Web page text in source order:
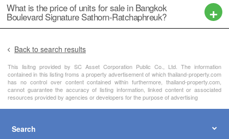
What is the price of units for sale in Bangkok
Boulevard Signature Sathorn-Ratchaphreuk?
Back to search results
This lisitng provided by SC Asset Corporation Public Co., Ltd. The information
contained in this listing froms a property advertisement of which thailand-property.com
has no control over content contained within furthermore, thailand-property.com,
cannot guarantee the accuracy of listing information, linked content or associated
resources provided by agencies or developers for the purpose of advertising
Search